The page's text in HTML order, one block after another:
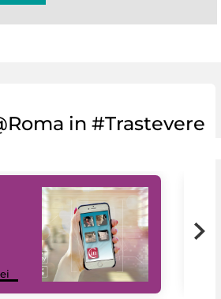
in #Trastevere